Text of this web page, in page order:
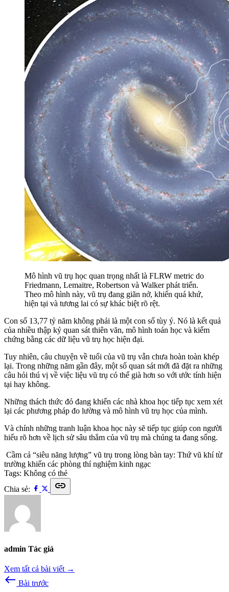
Mô hình vũ trụ học quan trọng nhất là FLRW metric do
Friedmann, Lemaitre, Robertson và Walker phát triển.
Theo mô hình này, vũ trụ đang giãn nở, khiến quá khứ,
hiện tại và tương lai có sự khác biệt rõ rệt.
Con số 13,77 tỷ năm không phải là một con số tùy ý. Nó là kết quả
của nhiều thập kỷ quan sát thiên văn, mô hình toán học và kiểm
chứng bằng các dữ liệu vũ trụ học hiện đại.
Tuy nhiên, câu chuyện về tuổi của vũ trụ vẫn chưa hoàn toàn khép
lại. Trong những năm gần đây, một số quan sát mới đã đặt ra những
câu hỏi thú vị về việc liệu vũ trụ có thể già hơn so với ước tính hiện
tại hay không.
Những thách thức đó đang khiến các nhà khoa học tiếp tục xem xét
lại các phương pháp đo lường và mô hình vũ trụ học của mình.
Và chính những tranh luận khoa học này sẽ tiếp tục giúp con người
hiểu rõ hơn về lịch sử sâu thẳm của vũ trụ mà chúng ta đang sống.
Cầm cả “siêu năng lượng” vũ trụ trong lòng bàn tay: Thứ vũ khí từ
trường khiến các phòng thí nghiệm kinh ngạc
Tags: Không có thẻ
Chia sẻ:
link
admin Tác giả
Xem tất cả bài viết →
west Bài trước